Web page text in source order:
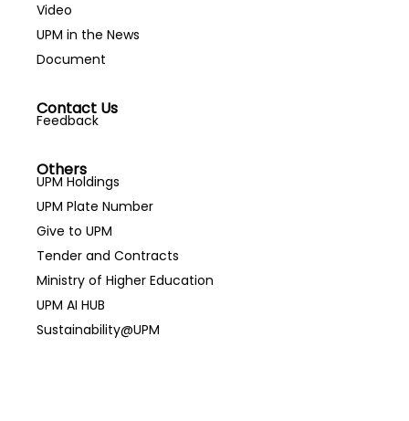
Video
UPM in the News
Document
Contact Us
Feedback
Others
UPM Holdings
UPM Plate Number
Give to UPM
Tender and Contracts
Ministry of Higher Education
UPM AI HUB
Sustainability@UPM